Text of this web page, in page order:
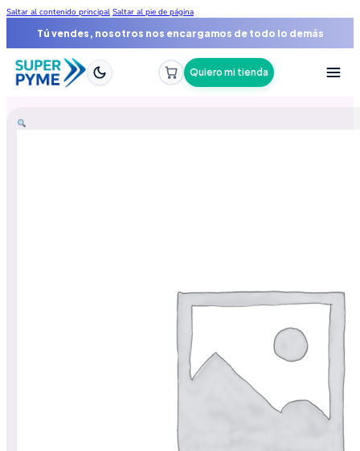
Saltar al contenido principal Saltar al pie de página
Tú vendes, nosotros nos encargamos de todo lo demás
Tu tienda online funcionando en 48 horas
Quiero mi tienda